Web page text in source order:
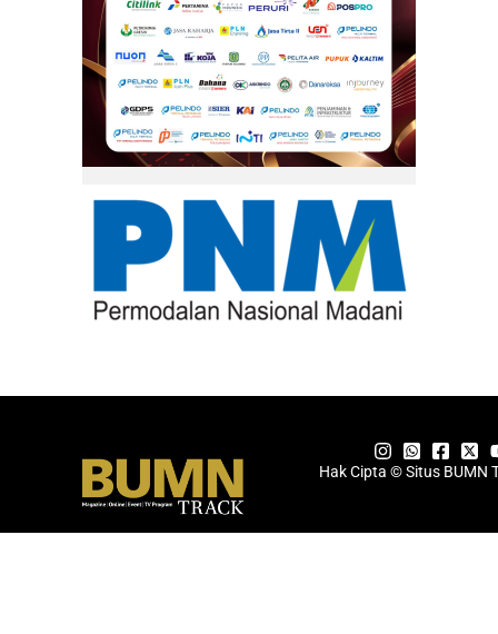
Hak Cipta © Situs BUMN